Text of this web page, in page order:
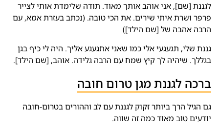
לגננת [שם], אני אוהב אותך מאוד. תודה שלימדת אותי לצייר
פרפר ושרת איתי שירים. את הכי טובה. (נכתב בעזרת אמא, עם
הרבה אהבה של [שם הילד])
גננת שלי, תגעגעי אלי כמו שאני אתגעגע אליך. היה לי כיף בגן
בגללך. שיהיה לך קיץ שמח עם הרבה גלידה. אוהב, [שם הילד].
ברכה לגננת מגן טרום חובה
גם הגיל הרך ביותר זקוק לגננת עם לב וההורים בטרום-חובה
יודעים טוב מאוד כמה זה שווה.